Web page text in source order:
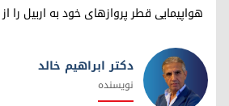
هواپیمایی قطر پروازهای خود به اربیل را
دکتر ابراهیم خالد
نویسنده